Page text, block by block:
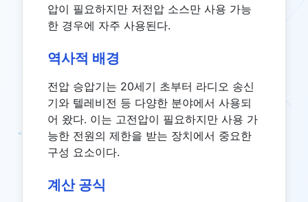
압이 필요하지만 저전압 소스만 사용 가능
한 경우에 자주 사용된다.
역사적 배경
전압 승압기는 20세기 초부터 라디오 송신
기와 텔레비전 등 다양한 분야에서 사용되
어 왔다. 이는 고전압이 필요하지만 사용 가
능한 전원의 제한을 받는 장치에서 중요한
구성 요소이다.
계산 공식